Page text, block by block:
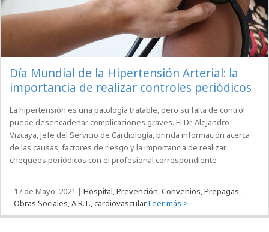
Día Mundial de la Hipertensión Arterial: la
importancia de realizar controles periódicos
La hipertensión es una patología tratable, pero su falta de control
puede desencadenar complicaciones graves. El Dr. Alejandro
Vizcaya, Jefe del Servicio de Cardiología, brinda información acerca
de las causas, factores de riesgo y la importancia de realizar
chequeos periódicos con el profesional correspondiente
17 de Mayo, 2021 |Hospital, Prevención, Convenios, Prepagas,
Obras Sociales, A.R.T., cardiovascularLeer más >